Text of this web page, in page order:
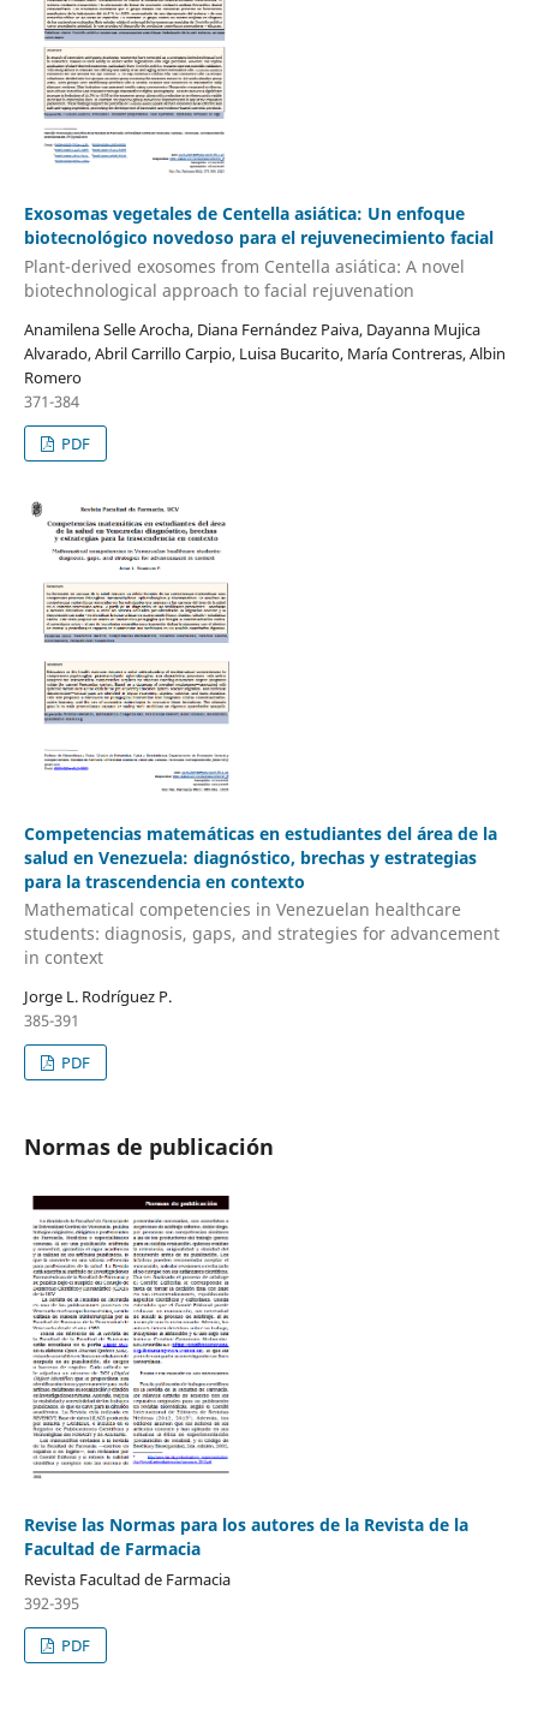
Exosomas vegetales de Centella asiática: Un enfoque
biotecnológico novedoso para el rejuvenecimiento facial
Plant-derived exosomes from Centella asiática: A novel
biotechnological approach to facial rejuvenation
Anamilena Selle Arocha, Diana Fernández Paiva, Dayanna Mujica
Alvarado, Abril Carrillo Carpio, Luisa Bucarito, María Contreras, Albin
Romero
371-384
PDF
Competencias matemáticas en estudiantes del área de la
salud en Venezuela: diagnóstico, brechas y estrategias
para la trascendencia en contexto
Mathematical competencies in Venezuelan healthcare
students: diagnosis, gaps, and strategies for advancement
in context
Jorge L. Rodríguez P.
385-391
PDF
Normas de publicación
Revise las Normas para los autores de la Revista de la
Facultad de Farmacia
Revista Facultad de Farmacia
392-395
PDF